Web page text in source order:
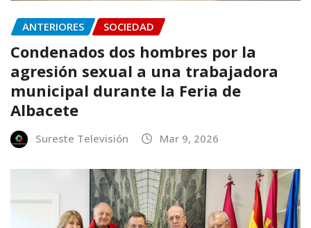
ANTERIORES SOCIEDAD
Condenados dos hombres por la
agresión sexual a una trabajadora
municipal durante la Feria de
Albacete
Sureste Televisión Mar 9, 2026